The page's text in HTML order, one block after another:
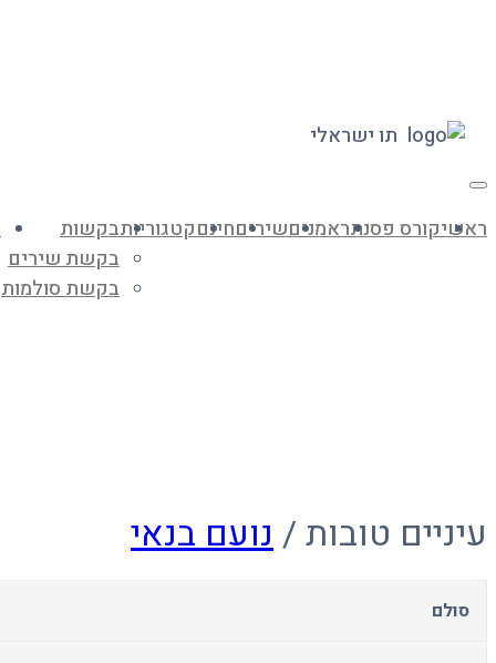
תו ישראלי
Toggle
ראשיקורס פסנתראמניםשיריםחינםקטגוריותבקשות
בקשת שירים
בקשת סולמות
עיניים טובות /נועם בנאי
סולם